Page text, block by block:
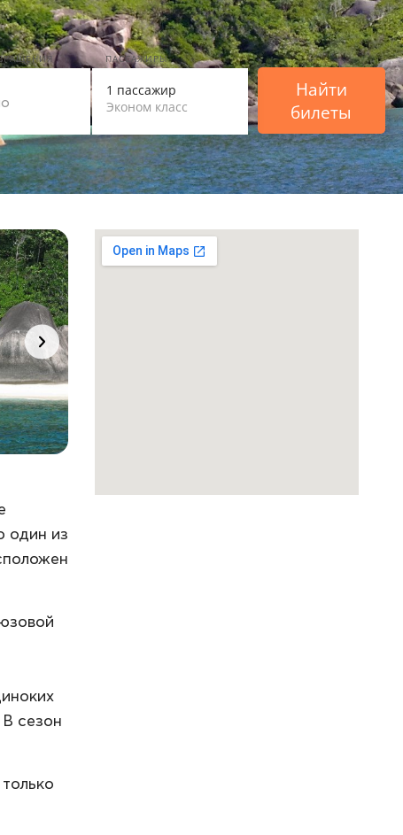
ПАССАЖИРЫ
1 пассажир
Эконом класс
Найти
билеты
один из
сезон